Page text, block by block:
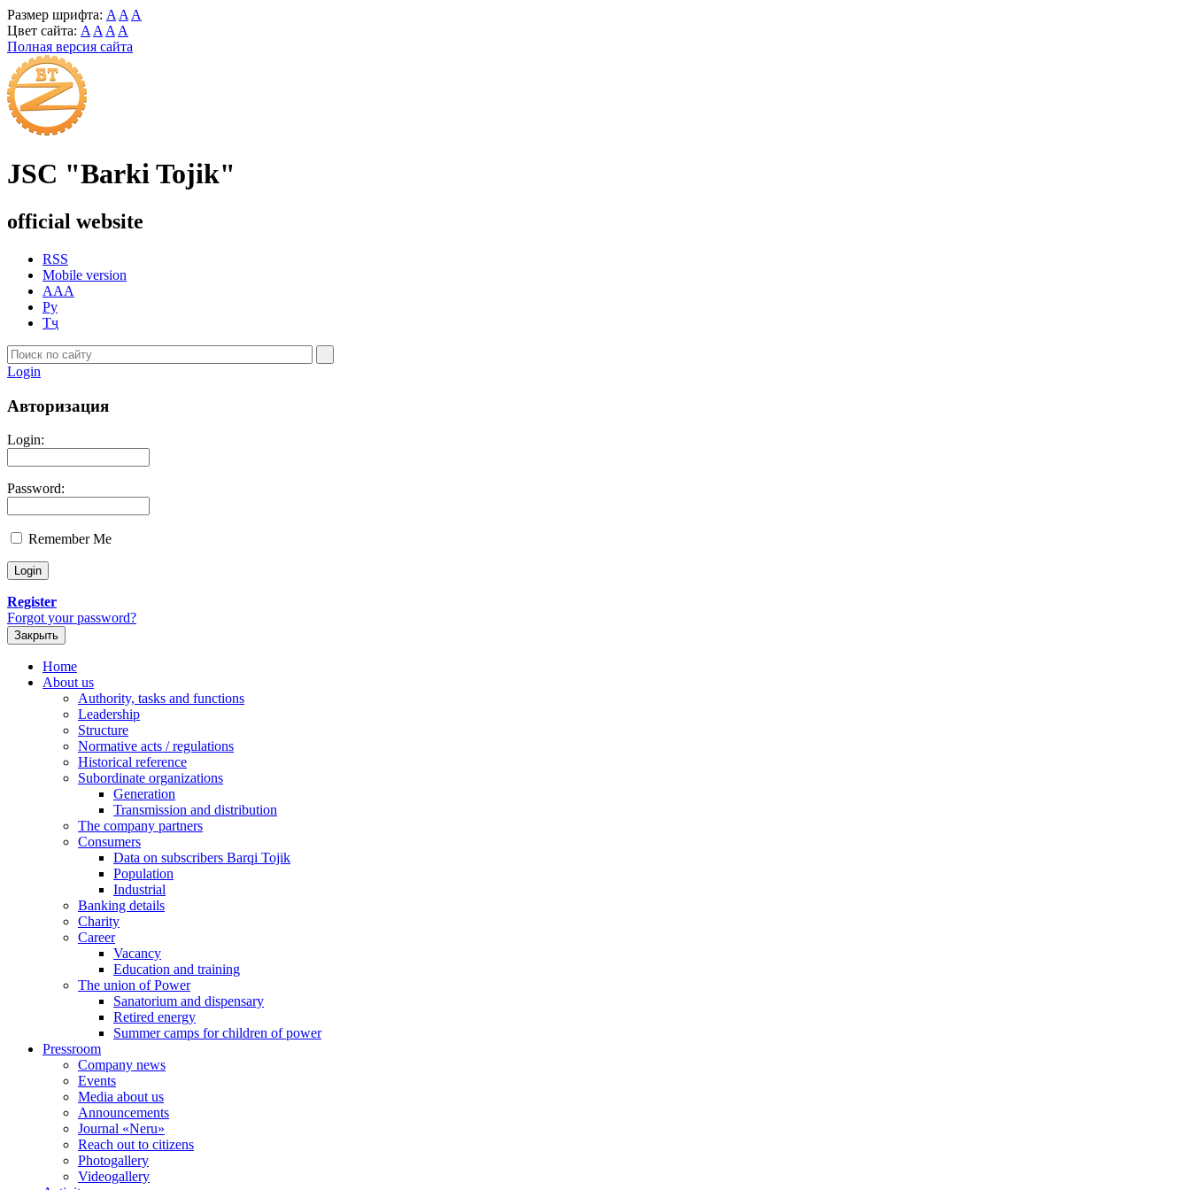
Размер шрифта: A A A
Цвет сайта: A A A A
Полная версия сайта
JSC "Barki Tojik"
official website
RSS
Mobile version
AAA
Ру
Тҷ
Login
Авторизация
Login:
Password:
Remember Me
Register
Forgot your password?
Закрыть
Home
About us
Authority, tasks and functions
Leadership
Structure
Normative acts / regulations
Historical reference
Subordinate organizations
Generation
Transmission and distribution
The company partners
Consumers
Data on subscribers Barqi Tojik
Population
Industrial
Banking details
Charity
Career
Vacancy
Education and training
The union of Power
Sanatorium and dispensary
Retired energy
Summer camps for children of power
Pressroom
Company news
Events
Media about us
Announcements
Journal «Neru»
Reach out to citizens
Photogallery
Videogallery